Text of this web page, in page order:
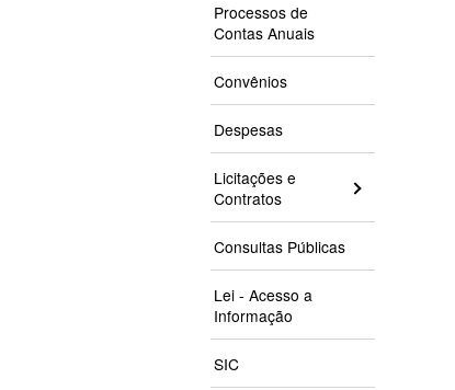
Processos de
Contas Anuais
Convênios
Despesas
Licitações e
Contratos
Consultas Públicas
Lei - Acesso a
Informação
SIC